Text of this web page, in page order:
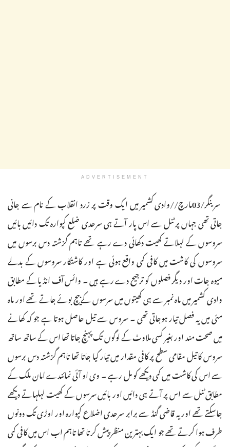
ADVERTISEMENT
سرینگر/03مارچ//وادی کشمیر میں ایک وقت پر زرد انقلاب کے نام سے جانی
جاتی تھی جہاں پر ٹنل سے اس پار آتے ہی سرحدی ضلع کپوارہ تک دائیں بائیں
سروسوں کے لہلاتے کھیت دکھائی دے رہے تھے تاہم گزشتہ دس برسوں میں
سروسوں کی کاشت میں کافی کمی واقع ہوئی ہے اور کاشتکار سروسوں کے بدلے
میوہ جات اور دیگر فصلوں کو ترجیح دے رہے ہیں ۔ وائس آف انڈیا کے مطابق
وادی کشمیر میں ماہ نمبر سے ہی کھیتوں میں سرسوں کے بیچ بوئے جاتے تھے اور ماہ
مئی میں یہ فصل تیار ہوجاتی تھی ۔ سروس سے تیل حاصل ہوتا ہے جو کہ کھانے
میں صحت مند اور بغیر کسی ملاوٹ کے لوگوں تک پہنچ جاتا تھا اس کے ساتھ ساتھ
سروس کا تیل مقامی سطح پر کافی مقدار میں تیار کیا جاتا تھا تاہم گزشتہ دس برسوں
سے اس کی کاشت میں کمی دیکھے کو مل رہے ۔ وی او آئی نمائندے امان ملک کے
مطابق ٹنل سے اس پر آتے ہی دائیں اور بائیں سرسوں کے کھیت لہلہاتے دیکھے
جاسکتے تھے اور یہ قاضی گنڈ سے برابر سرحدی اضلاع کپوارہ اور اوڑی تک دونوں
طرف ہوا کرتے تھے جو ایک بہترین منظر پیش کرتا تھا تاہم اب اس میں کافی کمی